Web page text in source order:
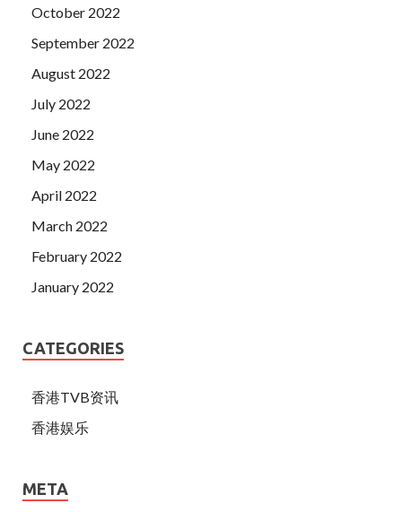
October 2022
September 2022
August 2022
July 2022
June 2022
May 2022
April 2022
March 2022
February 2022
January 2022
CATEGORIES
香港TVB资讯
香港娱乐
META